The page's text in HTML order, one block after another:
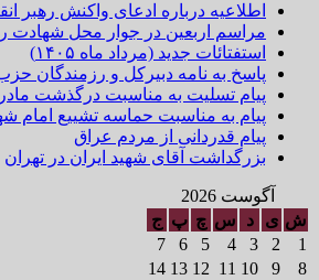
اطلاعیه درباره ادعای واکنش رهبر
مراسم اربعین در جوار محل شهادت
استفتائات جدید (مرداد ماه ۱۴۰۵)
پاسخ به نامه دبیرکل و رزمندگان
پیام تسلیت به مناسبت درگذشت
پیام به مناسبت حماسه تشییع امام
پیام قدردانی از مردم عراق
بزرگداشت آقای شهید ایران در تهران
آگوست 2026
ش ی د س چ پ ج
1
2
3
4
5
6
7
8
9
10
11
12
13
14